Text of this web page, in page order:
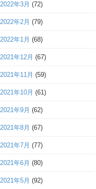
2022年3月 (72)
2022年2月 (79)
2022年1月 (68)
2021年12月 (67)
2021年11月 (59)
2021年10月 (61)
2021年9月 (62)
2021年8月 (67)
2021年7月 (77)
2021年6月 (80)
2021年5月 (92)